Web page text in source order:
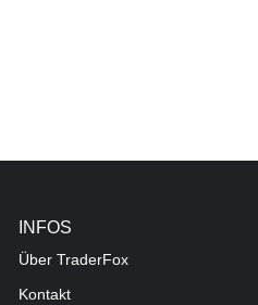
INFOS
Über TraderFox
Kontakt